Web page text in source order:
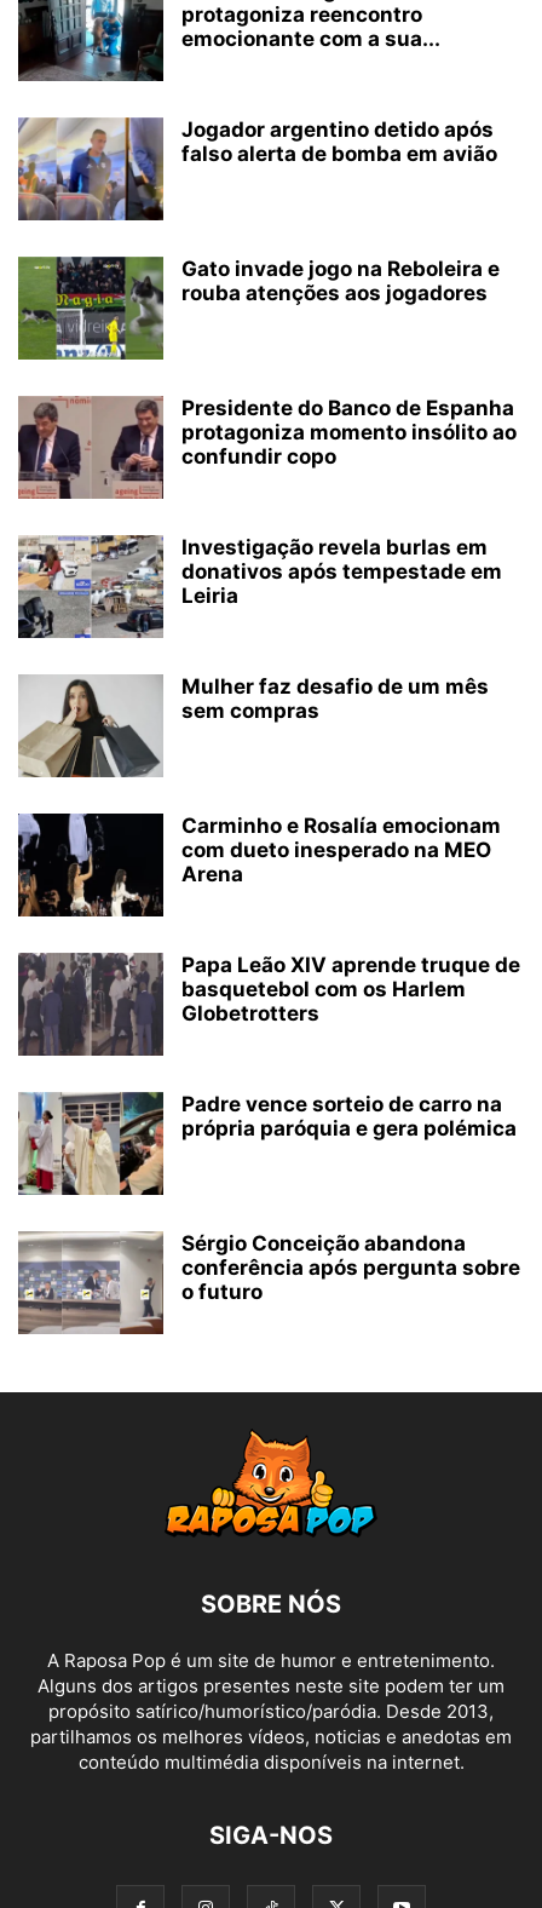
protagoniza reencontro
emocionante com a sua...
Jogador argentino detido após
falso alerta de bomba em avião
Gato invade jogo na Reboleira e
rouba atenções aos jogadores
Presidente do Banco de Espanha
protagoniza momento insólito ao
confundir copo
Investigação revela burlas em
donativos após tempestade em
Leiria
Mulher faz desafio de um mês
sem compras
Carminho e Rosalía emocionam
com dueto inesperado na MEO
Arena
Papa Leão XIV aprende truque de
basquetebol com os Harlem
Globetrotters
Padre vence sorteio de carro na
própria paróquia e gera polémica
Sérgio Conceição abandona
conferência após pergunta sobre
o futuro
SOBRE NÓS
A Raposa Pop é um site de humor e entretenimento.
Alguns dos artigos presentes neste site podem ter um
propósito satírico/humorístico/paródia. Desde 2013,
partilhamos os melhores vídeos, noticias e anedotas em
conteúdo multimédia disponíveis na internet.
SIGA-NOS